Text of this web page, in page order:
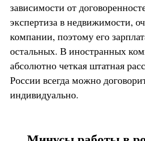
зависимости от
экспертиза в недвижимости,
компании, поэтому его
остальных. В иностранных
абсолютно четкая штатная
России всегда можно
индивидуально.